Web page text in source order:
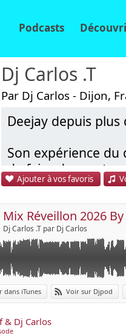
Podcasts
Dj Carlos .T
Par Dj Carlos - Dijon,
Deejay depuis plus
Son expérience
de faire danser
Il à ainsi
exemples :
d'entreprises,
Ses origines
d'années.
L'amour de la
précurseurs du
On fait
Ajouter à vos favoris
Dj Carlos .T par Dj Carlos
dans iTunes Voir sur Djpod
:
:
Envoyer par
& Dj Carlos